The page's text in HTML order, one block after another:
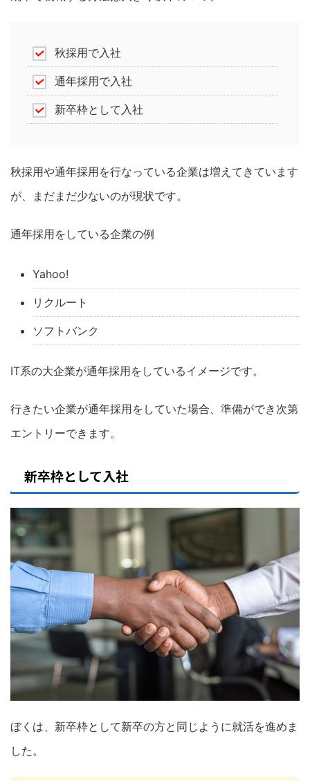
秋採用で入社
通年採用で入社
新卒枠として入社
秋採用や通年採用を行なっている企業は増えてきています
が、まだまだ少ないのが現状です。
通年採用をしている企業の例
Yahoo!
リクルート
ソフトバンク
IT系の大企業が通年採用をしているイメージです。
行きたい企業が通年採用をしていた場合、準備ができ次第
エントリーできます。
新卒枠として入社
ぼくは、新卒枠として新卒の方と同じように就活を進めま
した。